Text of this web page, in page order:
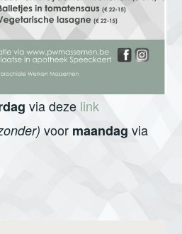
via deze link
voor maandagvia